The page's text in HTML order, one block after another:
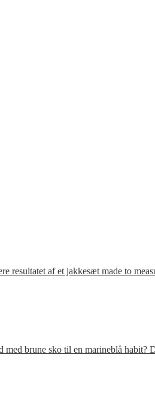
resultatet af et jakkesæt made to
brune sko til en marineblå